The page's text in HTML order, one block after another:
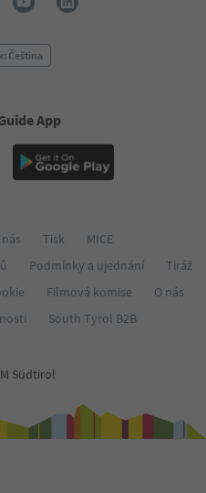
Čeština
App
Tisk
MICE
Podmínky a ujednání
Tiráž
Filmová komise
O nás
South Tyrol B2B
Südtirol